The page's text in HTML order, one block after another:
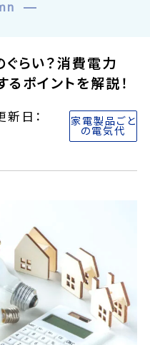
らい？消費電力
ポイントを解説！
日：
家電製品ごと
の電気代